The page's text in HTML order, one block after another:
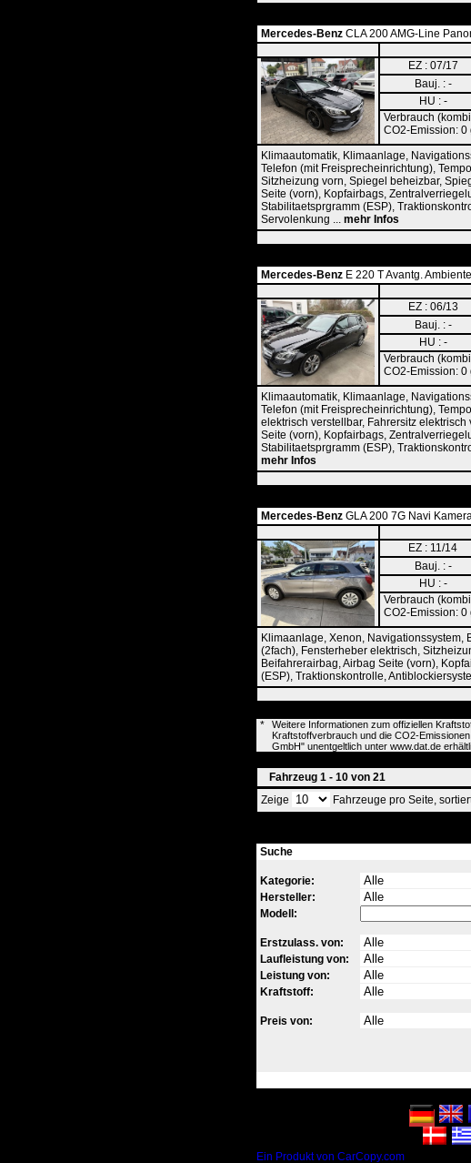
Mercedes-Benz CLA 200 AMG-Line
EZ : 07/17
Bauj. : -
HU : -
Verbrauch
CO2-Emission: 0
Klimaautomatik, Klimaanlage,
Telefon (mit Freisprecheinrichtung),
Sitzheizung vorn, Spiegel beheizbar,
Seite (vorn), Kopfairbags,
Stabilitaetsprgramm (ESP),
Servolenkung ... mehr Infos
Mercedes-Benz E 220 T Avantg.
EZ : 06/13
Bauj. : -
HU : -
Verbrauch
CO2-Emission: 0
Klimaautomatik, Klimaanlage,
Telefon (mit Freisprecheinrichtung),
elektrisch verstellbar, Fahrersitz
Seite (vorn), Kopfairbags,
Stabilitaetsprgramm (ESP),
mehr Infos
Mercedes-Benz GLA 200 7G Navi
EZ : 11/14
Bauj. : -
HU : -
Verbrauch
CO2-Emission: 0
Klimaanlage, Xenon, Navigationssystem,
(2fach), Fensterheber elektrisch,
Beifahrerairbag, Airbag Seite (vorn),
(ESP), Traktionskontrolle,
*
Weitere Informationen zum offiziellen
Kraftstoffverbrauch und die CO2-
GmbH" unentgeltlich unter www.dat.de
Fahrzeug 1 - 10 von 21
Zeige
Fahrzeuge pro Seite,
Suche
Kategorie:
Hersteller:
Modell:
Erstzulass. von:
Laufleistung von:
Leistung von:
Kraftstoff:
Preis von:
Ein Produkt von CarCopy.com